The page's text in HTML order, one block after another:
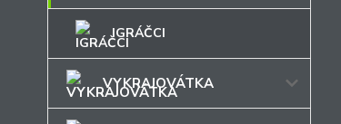
IGRÁČCI
VYKRAJOVÁTKA